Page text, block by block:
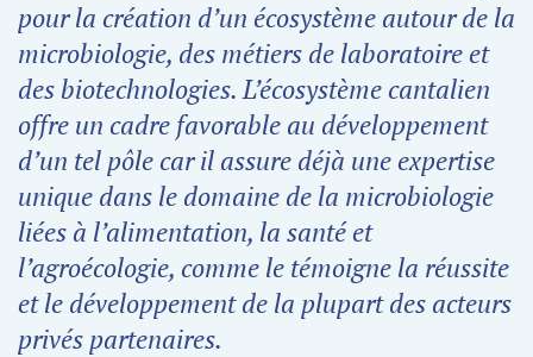
pour la création d’un écosystème autour de la
microbiologie, des métiers de laboratoire et
des biotechnologies. L’écosystème cantalien
offre un cadre favorable au développement
d’un tel pôle car il assure déjà une expertise
unique dans le domaine de la microbiologie
liées à l’alimentation, la santé et
l’agroécologie, comme le témoigne la réussite
et le développement de la plupart des acteurs
privés partenaires.